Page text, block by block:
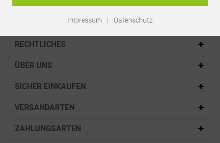
RECHTLICHES
ÜBER UNS
SICHER EINKAUFEN
VERSANDARTEN
ZAHLUNGSARTEN
Impressum | Datenschutz